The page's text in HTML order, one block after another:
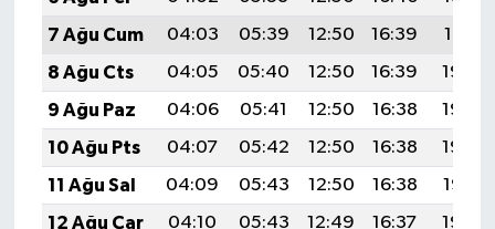
7 Ağu Cum
04:03 05:39 12:50 16:39
19:51
8 Ağu Cts
04:05 05:40 12:50 16:39
19:50
9 Ağu Paz
04:06 05:41 12:50 16:38
19:49
10 Ağu Pts
04:07 05:42 12:50 16:38
19:48
11 Ağu Sal
04:09 05:43 12:50 16:38
19:47
12 Ağu Çar
04:10 05:43 12:49 16:37
19:46